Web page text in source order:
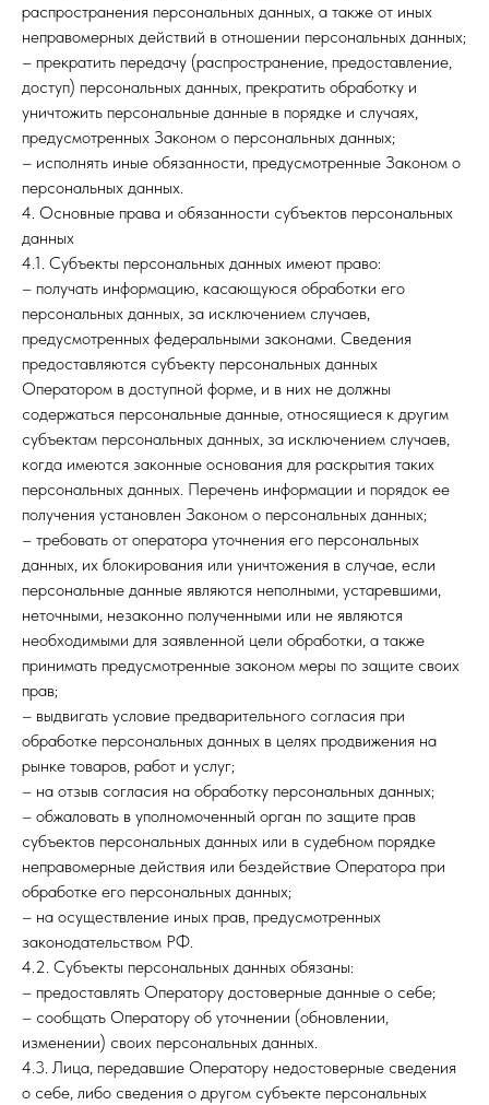
распространения персональных данных, а также от иных
неправомерных действий в отношении персональных данных;
– прекратить передачу (распространение, предоставление,
доступ) персональных данных, прекратить обработку и
уничтожить персональные данные в порядке и случаях,
предусмотренных Законом о персональных данных;
– исполнять иные обязанности, предусмотренные Законом о
персональных данных.
4. Основные права и обязанности субъектов персональных
данных
4.1. Субъекты персональных данных имеют право:
– получать информацию, касающуюся обработки его
персональных данных, за исключением случаев,
предусмотренных федеральными законами. Сведения
предоставляются субъекту персональных данных
Оператором в доступной форме, и в них не должны
содержаться персональные данные, относящиеся к другим
субъектам персональных данных, за исключением случаев,
когда имеются законные основания для раскрытия таких
персональных данных. Перечень информации и порядок ее
получения установлен Законом о персональных данных;
– требовать от оператора уточнения его персональных
данных, их блокирования или уничтожения в случае, если
персональные данные являются неполными, устаревшими,
неточными, незаконно полученными или не являются
необходимыми для заявленной цели обработки, а также
принимать предусмотренные законом меры по защите своих
прав;
– выдвигать условие предварительного согласия при
обработке персональных данных в целях продвижения на
рынке товаров, работ и услуг;
– на отзыв согласия на обработку персональных данных;
– обжаловать в уполномоченный орган по защите прав
субъектов персональных данных или в судебном порядке
неправомерные действия или бездействие Оператора при
обработке его персональных данных;
– на осуществление иных прав, предусмотренных
законодательством РФ.
4.2. Субъекты персональных данных обязаны:
– предоставлять Оператору достоверные данные о себе;
– сообщать Оператору об уточнении (обновлении,
изменении) своих персональных данных.
4.3. Лица, передавшие Оператору недостоверные сведения
о себе, либо сведения о другом субъекте персональных